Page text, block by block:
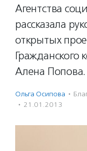
Агентства
рассказала
открытых
Гражданского
Алена Попова.
Ольга Осипова ·
· 21.01.2013